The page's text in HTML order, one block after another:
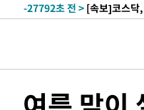
-27745초 전 > [속보]코스피
-24704초 전 >[속보]종합특
-23548초 전 >11시간 압수